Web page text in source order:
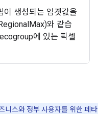
이 생성되는 임곗값을
와 같습
에 있는 픽셀
니스와 정부 사용자를 위한 페타